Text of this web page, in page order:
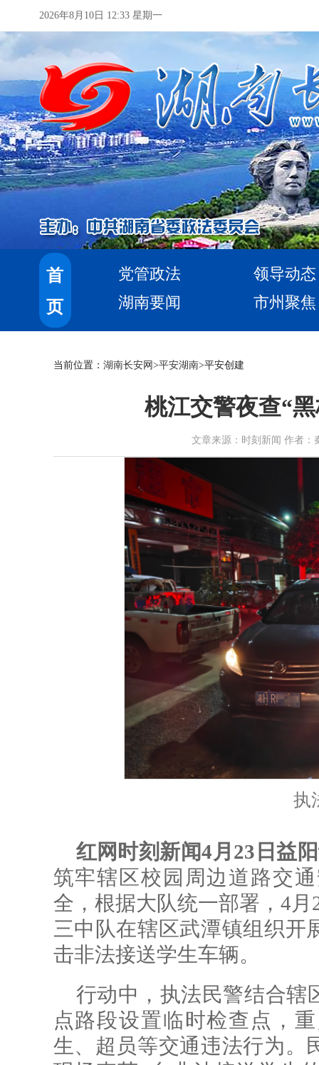
2026年8月10日 12:33 星期一
首
页
党管政法
领导动态
湖南要闻
市州聚焦
当前位置： 湖南长安网 >平安湖南>平安创建
桃江交警夜查“
文章来源：时刻新闻 作者：
执
红网时刻新闻4月23日益
筑牢辖区校园周边道路交
全，根据大队统一部署，4
三中队在辖区武潭镇组织开
击非法接送学生车辆。
行动中，执法民警结合辖
点路段设置临时检查点，
生、超员等交通违法行为。